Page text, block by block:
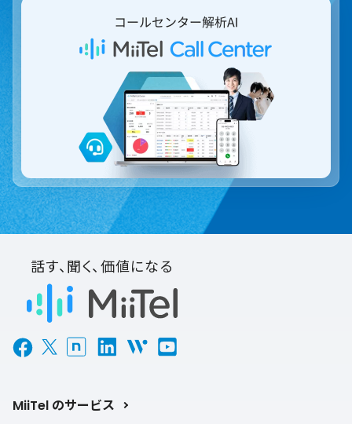
話す、聞く、価値になる
MiiTel のサービス